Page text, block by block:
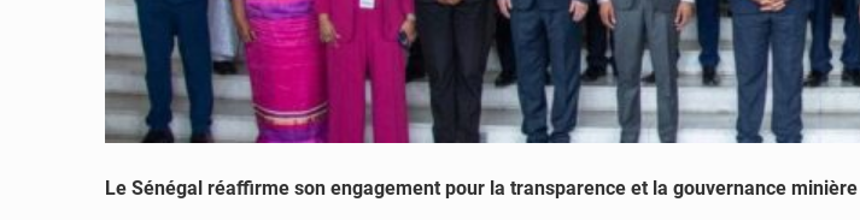
Le Sénégal réaffirme son engagement pour la transparence et la gouvernance minière